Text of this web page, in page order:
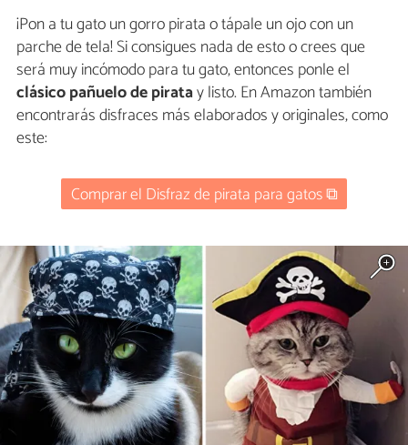
¡Pon a tu gato un gorro pirata o tápale un ojo con un
parche de tela! Si consigues nada de esto o crees que
será muy incómodo para tu gato, entonces ponle el
clásico pañuelo de piratay listo. En Amazon también
encontrarás disfraces más elaborados y originales, como
este:
Comprar el Disfraz de pirata para gatos ⧉